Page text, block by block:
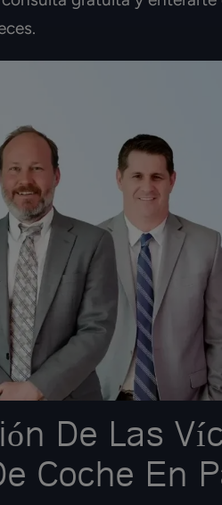
De Las
Coche En
inmigración. ¡Mi mamá
proceso con ellos hace un año
recibió su tarjeta de